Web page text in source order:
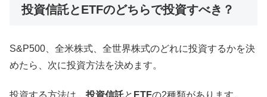
投資信託とETFのどちらで投資すべき？
S&P500、全米株式、全世界株式のどれに投資するかを決
めたら、次に投資方法を決めます。